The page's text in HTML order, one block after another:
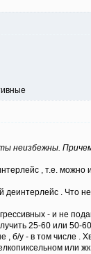
, т.е. можно
. Что
- и не
25-60 или 50-
, б/у - в том числе .
или